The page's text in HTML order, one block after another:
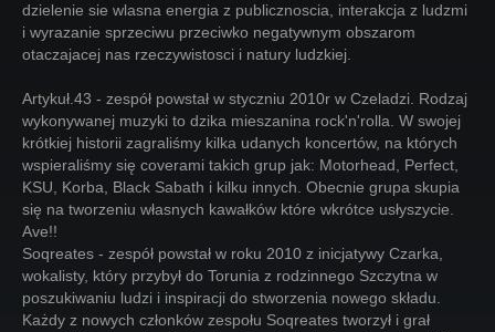
dzielenie sie wlasna energia z publicznoscia, interakcja z ludzmi
i wyrazanie sprzeciwu przeciwko negatywnym obszarom
otaczajacej nas rzeczywistosci i natury ludzkiej.
Artykuł.43 - zespół powstał w styczniu 2010r w Czeladzi. Rodzaj
wykonywanej muzyki to dzika mieszanina rock'n'rolla. W swojej
krótkiej historii zagraliśmy kilka udanych koncertów, na których
wspieraliśmy się coverami takich grup jak: Motorhead, Perfect,
KSU, Korba, Black Sabath i kilku innych. Obecnie grupa skupia
się na tworzeniu własnych kawałków które wkrótce usłyszycie.
Ave!!
Soqreates - zespół powstał w roku 2010 z inicjatywy Czarka,
wokalisty, który przybył do Torunia z rodzinnego Szczytna w
poszukiwaniu ludzi i inspiracji do stworzenia nowego składu.
Każdy z nowych członków zespołu Soqreates tworzył i grał